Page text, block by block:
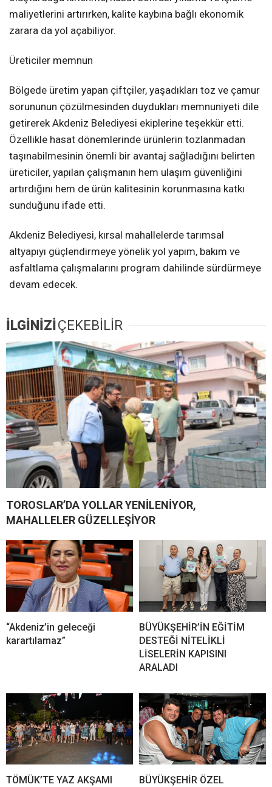
maliyetlerini artırırken, kalite kaybına bağlı ekonomik
zarara da yol açabiliyor.
Üreticiler memnun
Bölgede üretim yapan çiftçiler, yaşadıkları toz ve çamur
sorununun çözülmesinden duydukları memnuniyeti dile
getirerek Akdeniz Belediyesi ekiplerine teşekkür etti.
Özellikle hasat dönemlerinde ürünlerin tozlanmadan
taşınabilmesinin önemli bir avantaj sağladığını belirten
üreticiler, yapılan çalışmanın hem ulaşım güvenliğini
artırdığını hem de ürün kalitesinin korunmasına katkı
sunduğunu ifade etti.
Akdeniz Belediyesi, kırsal mahallelerde tarımsal
altyapıyı güçlendirmeye yönelik yol yapım, bakım ve
asfaltlama çalışmalarını program dahilinde sürdürmeye
devam edecek.
İLGİNİZİÇEKEBİLİR
TOROSLAR’DA YOLLAR YENİLENİYOR,
MAHALLELER GÜZELLEŞİYOR
“Akdeniz’in geleceği
karartılamaz”
BÜYÜKŞEHİR’İN EĞİTİM
DESTEĞİ NİTELİKLİ
LİSELERİN KAPISINI
ARALADI
TÖMÜK’TE YAZ AKŞAMI
BÜYÜKŞEHİR ÖZEL